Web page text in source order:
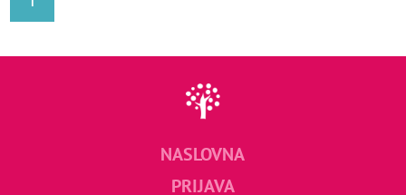
NASLOVNA
PRIJAVA